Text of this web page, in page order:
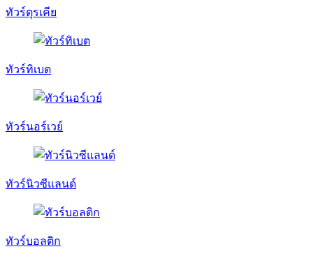
ทัวร์ตุรเคีย
ทัวร์ทิเบต
ทัวร์นอร์เวย์
ทัวร์นิวซีแลนด์
ทัวร์บอลติก